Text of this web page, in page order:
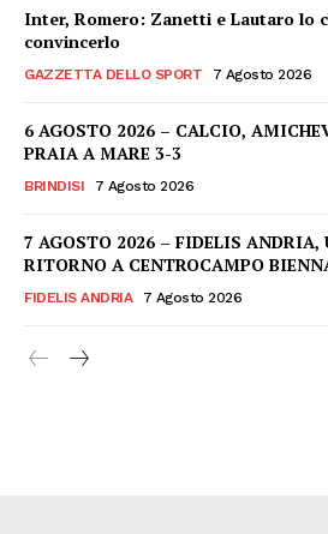
Inter, Romero: Zanetti e Lautaro lo
convincerlo
GAZZETTA DELLO SPORT 7 Agosto 2026
6 AGOSTO 2026 – CALCIO,
PRAIA A MARE 3-3
BRINDISI 7 Agosto 2026
7 AGOSTO 2026 – FIDELIS ANDRIA,
RITORNO A CENTROCAMPO
FIDELIS ANDRIA 7 Agosto 2026